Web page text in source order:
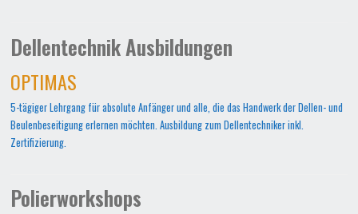
Dellentechnik Ausbildungen
OPTIMAS
5-tägiger Lehrgang für absolute Anfänger und alle, die das Handwerk der Dellen- und
Beulenbeseitigung erlernen möchten. Ausbildung zum Dellentechniker inkl.
Zertifizierung.
Polierworkshops